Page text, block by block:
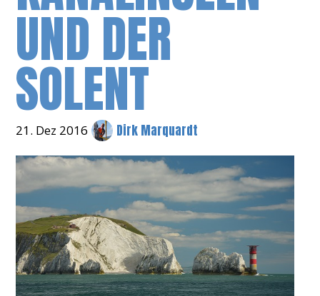
UND DER
SOLENT
21. Dez 2016 Dirk Marquardt